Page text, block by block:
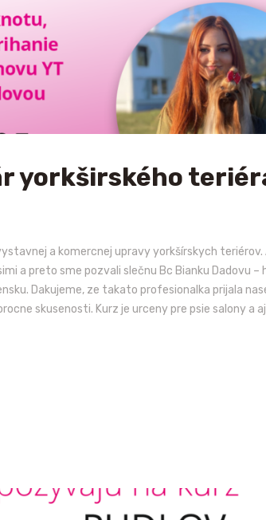
E-SHOP
yorkširského
a komercnej upravy yorkšírskych teriérov.
a preto sme pozvali slečnu Bc Bianku Dadovu –
Dakujeme, ze takato profesionalka prijala
skusenosti. Kurz je urceny pre psie salony a